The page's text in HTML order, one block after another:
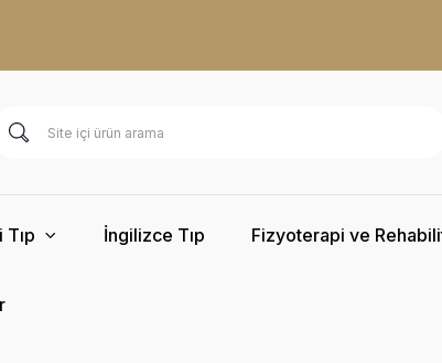
Tıp İngilizce Tıp Fizyoterapi ve